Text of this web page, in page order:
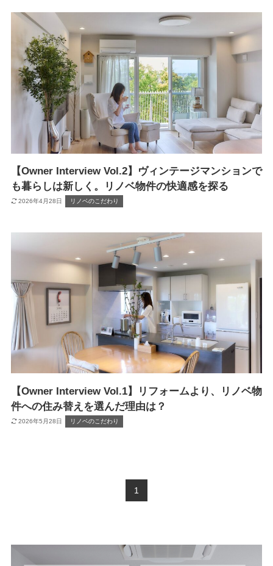
【Owner Interview Vol.2】ヴィンテージマンションで
も暮らしは新しく。リノベ物件の快適感を探る
2026年4月28日 リノベのこだわり
【Owner Interview Vol.1】リフォームより、リノベ物
件への住み替えを選んだ理由は？
2026年5月28日 リノベのこだわり
1